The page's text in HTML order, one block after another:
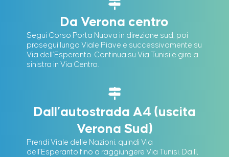
Da Verona centro
Segui Corso Porta Nuova in direzione sud, poi
prosegui lungo Viale Piave e successivamente su
Via dell’Esperanto. Continua su Via Tunisi e gira a
sinistra in Via Centro.
Dall’autostrada A4 (uscita
Verona Sud)
Prendi Viale delle Nazioni, quindi Via
dell’Esperanto fino a raggiungere Via Tunisi. Da lì,